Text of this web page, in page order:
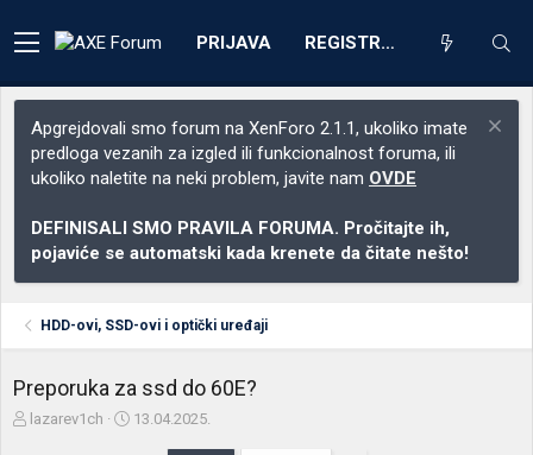
PRIJAVA REGISTRACIJA
Apgrejdovali smo forum na XenForo 2.1.1, ukoliko imate
predloga vezanih za izgled ili funkcionalnost foruma, ili
ukoliko naletite na neki problem, javite nam OVDE
DEFINISALI SMO PRAVILA FORUMA. Pročitajte ih,
pojaviće se automatski kada krenete da čitate nešto!
HDD-ovi, SSD-ovi i optički uređaji
Preporuka za ssd do 60E?
Zlazarev1ch
D
13.04.2025.